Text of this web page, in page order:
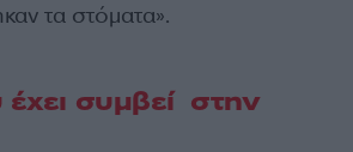
τα στόματα».
συμβεί στην